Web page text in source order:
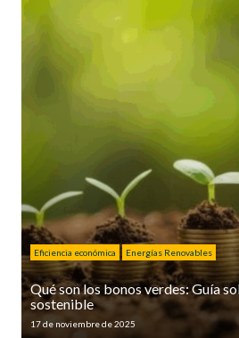
Eficiencia económica Energías Renovables
Qué son los bonos verdes: Guía
sostenible
17 de noviembre de 2025